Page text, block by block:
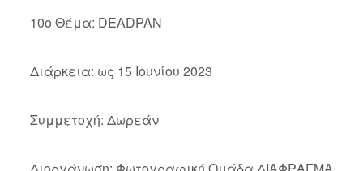
10o Θέμα: DEADPAN
Διάρκεια: ως 15 Ιουνίου 2023
Συμμετοχή: Δωρεάν